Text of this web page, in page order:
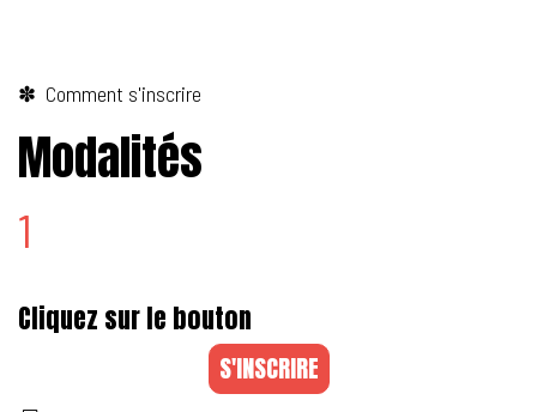
✽ Comment s'inscrire
Modalités
1
Cliquez sur le bouton
S'INSCRIRE